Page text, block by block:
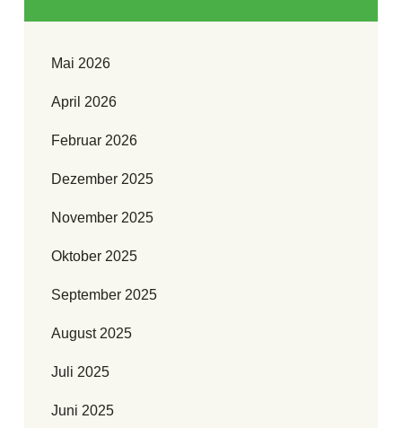
Mai 2026
April 2026
Februar 2026
Dezember 2025
November 2025
Oktober 2025
September 2025
August 2025
Juli 2025
Juni 2025